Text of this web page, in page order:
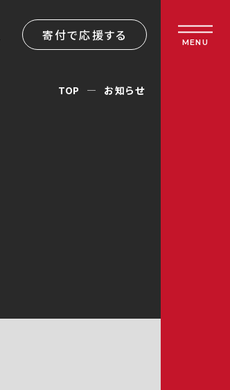
寄付で応援する MENU
TOP お知らせ